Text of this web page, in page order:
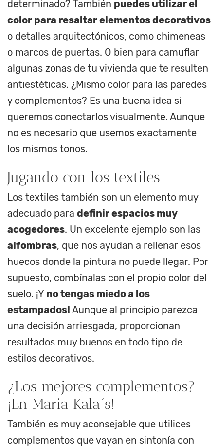
determinado? También puedes utilizar el
color para resaltar elementos decorativos
o detalles arquitectónicos, como chimeneas
o marcos de puertas. O bien para camuflar
algunas zonas de tu vivienda que te resulten
antiestéticas. ¿Mismo color para las paredes
y complementos? Es una buena idea si
queremos conectarlos visualmente. Aunque
no es necesario que usemos exactamente
los mismos tonos.
Jugando con los textiles
Los textiles también son un elemento muy
adecuado para definir espacios muy
acogedores. Un excelente ejemplo son las
alfombras, que nos ayudan a rellenar esos
huecos donde la pintura no puede llegar. Por
supuesto, combínalas con el propio color del
suelo. ¡Y no tengas miedo a los
estampados! Aunque al principio parezca
una decisión arriesgada, proporcionan
resultados muy buenos en todo tipo de
estilos decorativos.
¿Los mejores complementos?
¡En Maria Kala´s!
También es muy aconsejable que utilices
complementos que vayan en sintonía con